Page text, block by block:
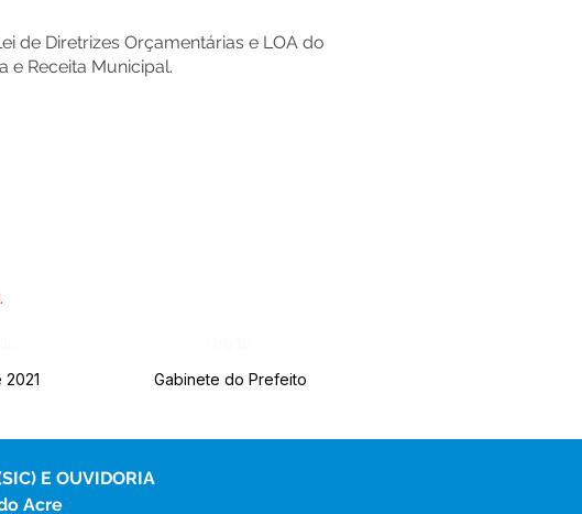
de Diretrizes Orçamentárias e LOA do
e Receita Municipal.
Gabinete do Prefeito
E OUVIDORIA
Acre